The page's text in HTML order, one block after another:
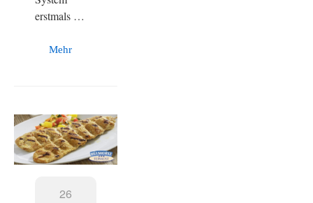
erstmals …
Mehr
26